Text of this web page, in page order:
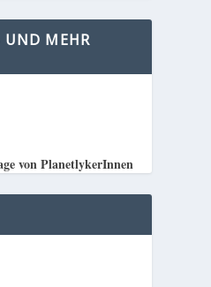
UND MEHR
von PlanetlykerInnen